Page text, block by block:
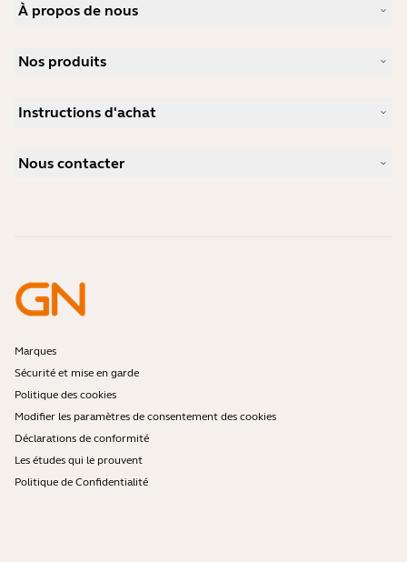
À propos de nous
Carrières
Actualité et communiqués de presse
Nos produits
Speakerphones
Caméras personnelles
Instructions d'achat
Distributeurs
Nous contacter
Programme Développeurs
Programme Partenaires
Politique de fin de vie de l'entreprise
Marques
Sécurité et mise en garde
Politique des cookies
Modifier les paramètres de consentement des cookies
Déclarations de conformité
Les études qui le prouvent
Politique de Confidentialité